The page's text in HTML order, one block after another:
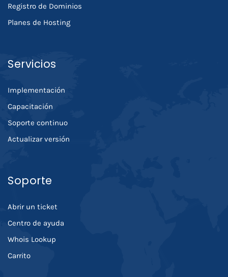
Registro de Dominios
Planes de Hosting
Servicios
Implementación
Capacitación
Soporte continuo
Actualizar versión
Soporte
Abrir un ticket
Centro de ayuda
Whois Lookup
Carrito